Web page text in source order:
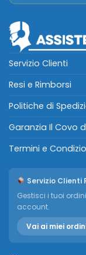
Servizio Clienti
Resi e Rimborsi
Politiche di
Garanzia Il Covo
Termini e
Servizio
Gestisci i tuoi
account.
Vai ai miei